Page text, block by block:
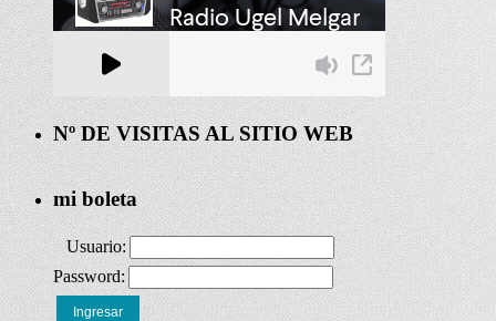
Nº DE VISITAS AL SITIO WEB
mi boleta
Usuario:
Password:
Ingresar